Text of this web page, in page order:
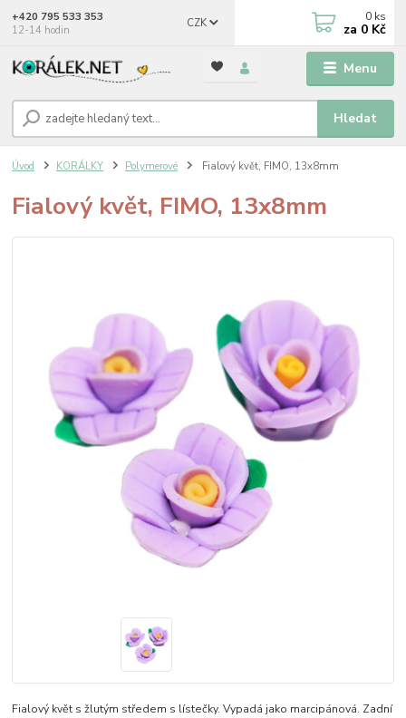
Menu
CZK
Hledat
+420 795 533 353
12-14 hodin
0 ks
za 0 Kč
Úvod KORÁLKY Polymerové Fialový květ, FIMO, 13x8mm
Fialový květ, FIMO, 13x8mm
Fialový květ s žlutým středem s lístečky. Vypadá jako marcipánová. Zadní